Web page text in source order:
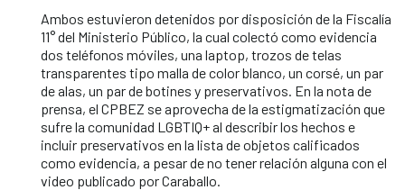
Ambos estuvieron detenidos por disposición de la Fiscalía
11° del Ministerio Público, la cual colectó como evidencia
dos teléfonos móviles, una laptop, trozos de telas
transparentes tipo malla de color blanco, un corsé, un par
de alas, un par de botines y preservativos. En la nota de
prensa, el CPBEZ se aprovecha de la estigmatización que
sufre la comunidad LGBTIQ+ al describir los hechos e
incluir preservativos en la lista de objetos calificados
como evidencia, a pesar de no tener relación alguna con el
video publicado por Caraballo.